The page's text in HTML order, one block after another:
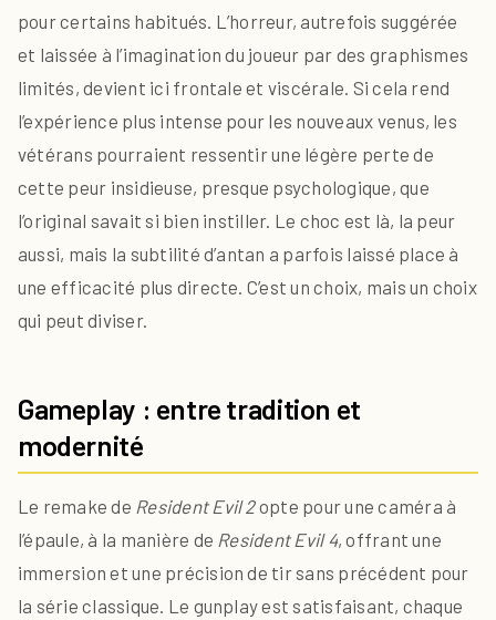
pour certains habitués. L’horreur, autrefois suggérée
et laissée à l’imagination du joueur par des graphismes
limités, devient ici frontale et viscérale. Si cela rend
l’expérience plus intense pour les nouveaux venus, les
vétérans pourraient ressentir une légère perte de
cette peur insidieuse, presque psychologique, que
l’original savait si bien instiller. Le choc est là, la peur
aussi, mais la subtilité d’antan a parfois laissé place à
une efficacité plus directe. C’est un choix, mais un choix
qui peut diviser.
Gameplay : entre tradition et
modernité
Le remake de Resident Evil 2opte pour une caméra à
l’épaule, à la manière de Resident Evil 4, offrant une
immersion et une précision de tir sans précédent pour
la série classique. Le gunplay est satisfaisant, chaque